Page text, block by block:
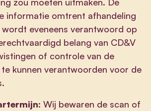
informatie omtrent afhandeling
wordt eveneens verantwoord op
belang van CD&V
of controle van de
kunnen verantwoorden voor de
Wij bewaren de scan of